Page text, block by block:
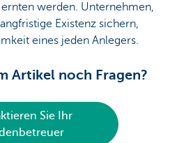
werden. Unternehmen,
Existenz sichern,
eines jeden Anlegers.
Artikel noch Fragen?
Sie Ihr